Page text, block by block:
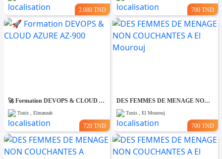
2.080 TND 700 TND
🚀 Formation DEVOPS & CLOUD AZURE AZ-900
Tunis , Elmanzah
720 TND
DES FEMMES DE MENAGE NON COUCHANTES A El Mourouj
Tunis , El Mourouj
700 TND